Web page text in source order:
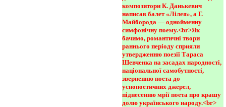
композитори К. Данькевич
написав балет «Лілея», а Г.
Майборода — однойменну
симфонічну поему.<br>Як
бачимо, романтичні твори
раннього періоду сприяли
утвердженню поезії Тараса
Шевченка на засадах народності,
національної самобутності,
зверненню поета до
уснопоетичних джерел,
піднесенню мрії поета про крашу
долю українського народу.<br>